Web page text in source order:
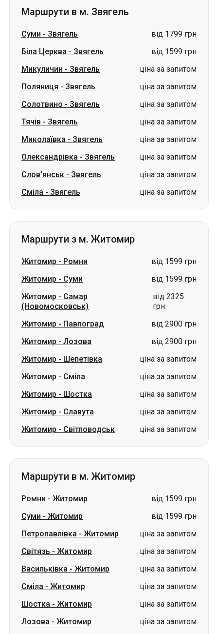
Маршрути в м. Звягель
Суми - Звягель
від 1799 грн
Біла Церква - Звягель
від 1599 грн
Микуличин - Звягель
ціна за запитом
Поляниця - Звягель
ціна за запитом
Солотвино - Звягель
ціна за запитом
Тячів - Звягель
ціна за запитом
Миколаївка - Звягель
ціна за запитом
Олександрівка - Звягель
ціна за запитом
Слов'янськ - Звягель
ціна за запитом
Сміла - Звягель ціна за запитом
Маршрути з м. Житомир
Житомир - Ромни
від 1599 грн
Житомир - Суми
від 1599 грн
Житомир - Самар
(Новомосковськ)
від 2325
грн
Житомир - Павлоград
від 2900 грн
Житомир - Лозова
від 2900 грн
Житомир - Шепетівка
ціна за запитом
Житомир - Сміла
ціна за запитом
Житомир - Шостка
ціна за запитом
Житомир - Славута
ціна за запитом
Житомир - Світловодськ ціна за запитом
Маршрути в м. Житомир
Ромни - Житомир
від 1599 грн
Суми - Житомир
від 1599 грн
Петропавлівка - Житомир
ціна за запитом
Світязь - Житомир
ціна за запитом
Васильківка - Житомир
ціна за запитом
Сміла - Житомир
ціна за запитом
Шостка - Житомир
ціна за запитом
Лозова - Житомир
ціна за запитом